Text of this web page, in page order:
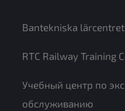
Bantekniska lärcentret
RTC Railway Training
Учебный центр по
обслуживанию